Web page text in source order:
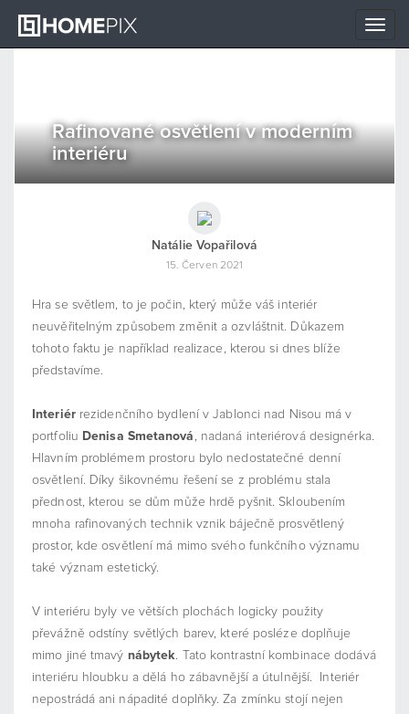
Toggle
Rafinované osvětlení v moderním
interiéru
Natálie Vopařilová
15. Červen 2021
Hra se světlem, to je počin, který může váš interiér
neuvěřitelným způsobem změnit a ozvláštnit. Důkazem
tohoto faktu je například realizace, kterou si dnes blíže
představíme.
Interiérrezidenčního bydlení v Jablonci nad Nisou má v
portfoliu Denisa Smetanová , nadaná interiérová designérka.
Hlavním problémem prostoru bylo nedostatečné denní
osvětlení. Díky šikovnému řešení se z problému stala
přednost, kterou se dům může hrdě pyšnit. Skloubením
mnoha rafinovaných technik vznik báječně prosvětlený
prostor, kde osvětlení má mimo svého funkčního významu
také význam estetický.
V interiéru byly ve větších plochách logicky použity
převážně odstíny světlých barev, které posléze doplňuje
mimo jiné tmavý nábytek. Tato kontrastní kombinace dodává
interiéru hloubku a dělá ho zábavnější a útulnější. Interiér
nepostrádá ani nápadité doplňky. Za zmínku stojí nejen